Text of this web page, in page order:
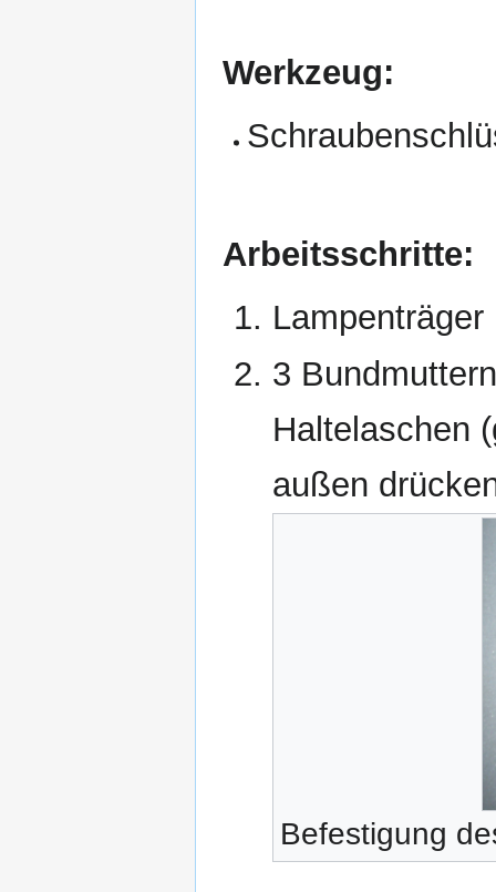
Werkzeug:
Arbeitsschritte:
3
Haltelaschen
außen
Befestigung